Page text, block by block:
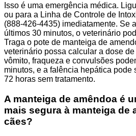
Isso é uma emergência médica.
ou para a Linha de Controle de
(888-426-4435) imediatamente. Se
últimos 30 minutos, o veterinário
Traga o pote de manteiga de
veterinário possa calcular a dose
vômito, fraqueza e convulsões
minutos, e a falência hepática pode
72 horas sem tratamento.
A manteiga de amêndoa é
mais segura à manteiga de
cães?